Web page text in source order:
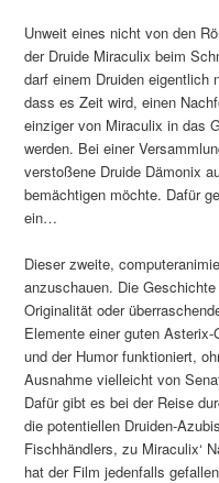
Unweit eines nicht von den
der Druide Miraculix beim
darf einem Druiden eigentlich
dass es Zeit wird, einen
einziger von Miraculix in das
werden. Bei einer
verstoßene Druide Dämonix
bemächtigen möchte. Dafür
ein…
Dieser zweite,
anzuschauen. Die
Originalität oder
Elemente einer guten Asterix-
und der Humor funktioniert,
Ausnahme vielleicht von
Dafür gibt es bei der Reise
die potentiellen Druiden-
Fischhändlers, zu Miraculix‘
hat der Film jedenfalls